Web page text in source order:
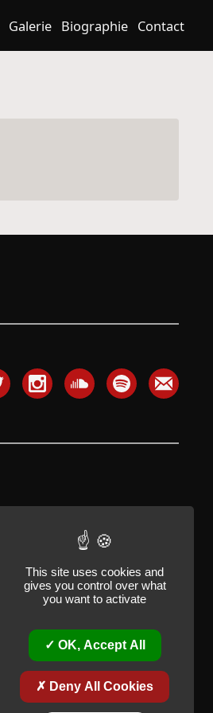
Galerie Biographie Contact
This site uses cookies and
gives you control over what
you want to activate
OK, Accept All
Deny All Cookies